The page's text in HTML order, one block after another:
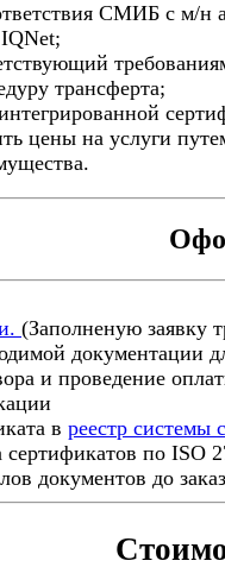
СМИБ с м/н
трансферта;
цены на услуги
(Заполненую заявку
документации
и проведение
в реестр системы
по ISO
документов до